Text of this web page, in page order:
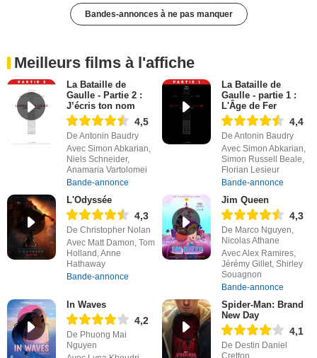
Bandes-annonces à ne pas manquer
Meilleurs films à l'affiche
La Bataille de
Gaulle - Partie 2 :
J’écris ton nom
4,5
De Antonin Baudry
Avec Simon Abkarian,
Niels Schneider,
Anamaria Vartolomei
Bande-annonce
La Bataille de
Gaulle - partie 1 :
L'Âge de Fer
4,4
De Antonin Baudry
Avec Simon Abkarian,
Simon Russell Beale,
Florian Lesieur
Bande-annonce
L'Odyssée
4,3
De Christopher Nolan
Avec Matt Damon, Tom
Holland, Anne
Hathaway
Bande-annonce
Jim Queen
4,3
De Marco Nguyen,
Nicolas Athane
Avec Alex Ramires,
Jérémy Gillet, Shirley
Souagnon
Bande-annonce
In Waves
4,2
De Phuong Mai
Nguyen
Spider-Man: Brand
New Day
4,1
De Destin Daniel
Cretton